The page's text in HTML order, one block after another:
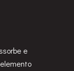
e